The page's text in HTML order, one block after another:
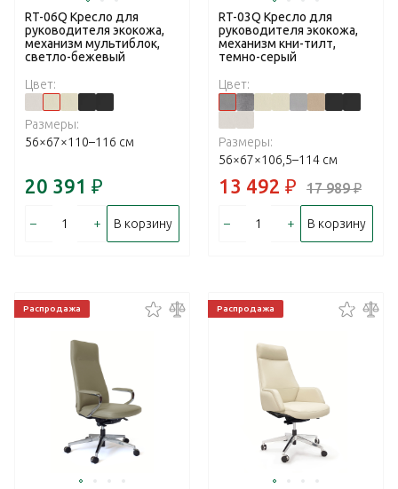
RT-06Q Кресло для
руководителя экокожа,
механизм мультиблок,
светло-бежевый
Цвет:
Размеры:
56×67×110–116 см
20 391 ₽
– + В корзину
RT-03Q Кресло для
руководителя экокожа,
механизм кни-тилт,
темно-серый
Цвет:
Размеры:
56×67×106,5–114 см
13 492 ₽ 17 989₽
– + В корзину
Распродажа Распродажа